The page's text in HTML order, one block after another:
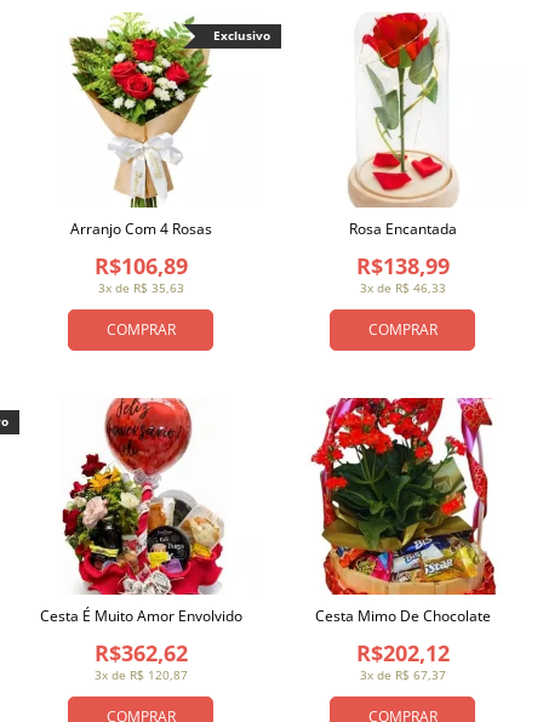
COMPRAR
3x de R$ 35,63
R$106,89
Arranjo Com 4 Rosas
Exclusivo
COMPRAR
3x de R$ 46,33
R$138,99
Rosa Encantada
COMPRAR
3x de R$ 120,87
R$362,62
Cesta É Muito Amor Envolvido
COMPRAR
3x de R$ 67,37
R$202,12
Cesta Mimo De Chocolate